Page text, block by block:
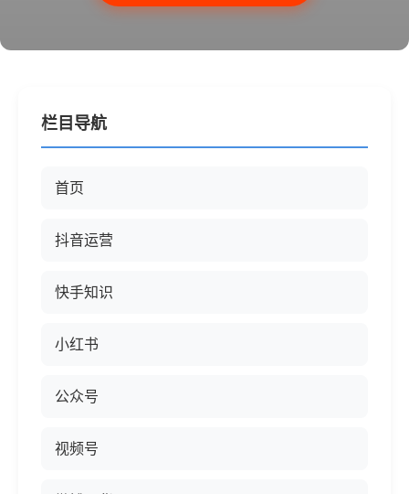
栏目导航
首页
抖音运营
快手知识
小红书
公众号
视频号